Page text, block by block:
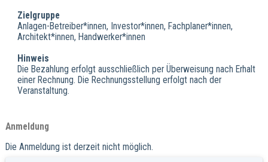
Zielgruppe
Anlagen-Betreiber*innen, Investor*innen, Fachplaner*innen,
Architekt*innen, Handwerker*innen
Hinweis
Die Bezahlung erfolgt ausschließlich per Überweisung nach Erhalt
einer Rechnung. Die Rechnungsstellung erfolgt nach der
Veranstaltung.
Anmeldung
Die Anmeldung ist derzeit nicht möglich.